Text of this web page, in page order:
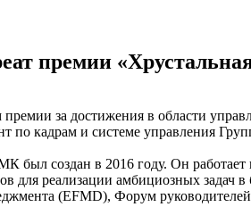
премии
за достижения в области
по кадрам и системе управления
создан в 2016 году. Он работает
для реализации амбициозных
(EFMD), Форум